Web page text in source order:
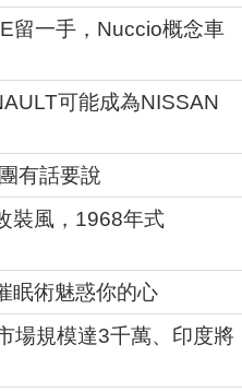
留一手，Nuccio概念車
可能成為NISSAN
有話要說
裝風，1968年式
眠術魅惑你的心
場規模達3千萬、印度將